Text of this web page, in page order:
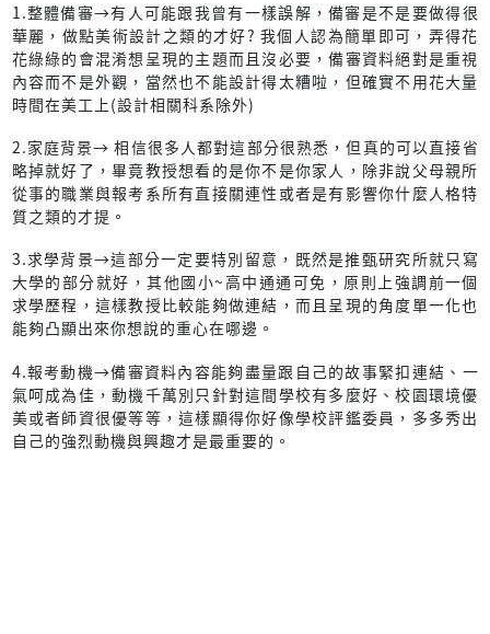
1.整體備審→有人可能跟我曾有一樣誤解，備審是不是要做得很
華麗，做點美術設計之類的才好? 我個人認為簡單即可，弄得花
花綠綠的會混淆想呈現的主題而且沒必要，備審資料絕對是重視
內容而不是外觀，當然也不能設計得太糟啦，但確實不用花大量
時間在美工上(設計相關科系除外)
2.家庭背景→ 相信很多人都對這部分很熟悉，但真的可以直接省
略掉就好了，畢竟教授想看的是你不是你家人，除非說父母親所
從事的職業與報考系所有直接關連性或者是有影響你什麼人格特
質之類的才提。
3.求學背景→這部分一定要特別留意，既然是推甄研究所就只寫
大學的部分就好，其他國小~高中通通可免，原則上強調前一個
求學歷程，這樣教授比較能夠做連結，而且呈現的角度單一化也
能夠凸顯出來你想說的重心在哪邊。
4.報考動機→備審資料內容能夠盡量跟自己的故事緊扣連結、一
氣呵成為佳，動機千萬別只針對這間學校有多麼好、校園環境優
美或者師資很優等等，這樣顯得你好像學校評鑑委員，多多秀出
自己的強烈動機與興趣才是最重要的。